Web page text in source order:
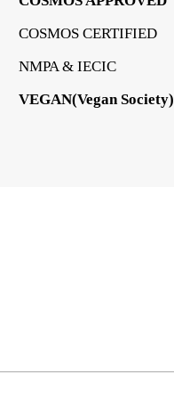
COSMOS CERTIFIED
NMPA & IECIC
VEGAN(Vegan Society)